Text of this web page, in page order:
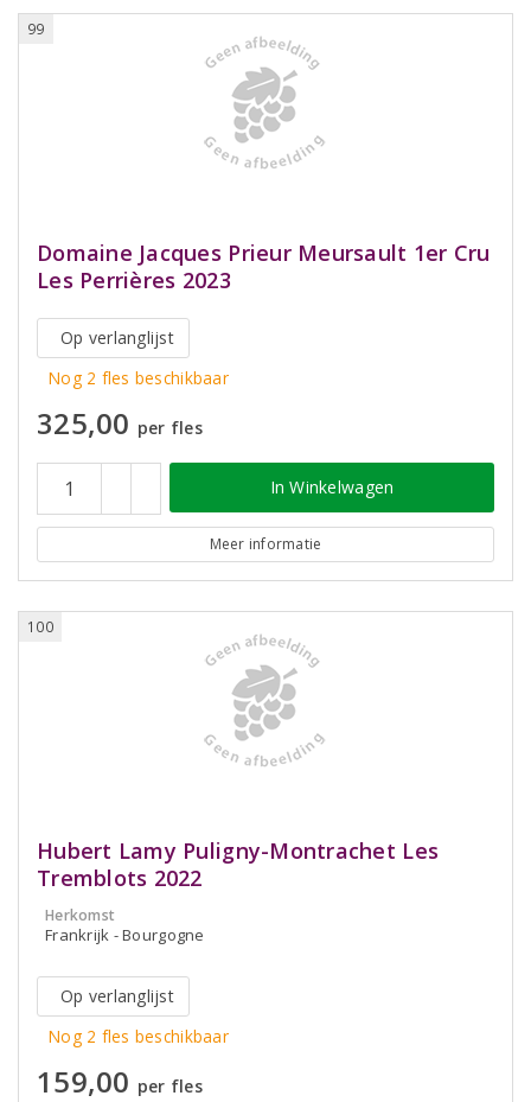
99
Domaine Jacques Prieur Meursault 1er Cru
Les Perrières 2023
Op verlanglijst
Nog 2 fles beschikbaar
325,00 per fles
In Winkelwagen
Meer informatie
100
Hubert Lamy Puligny-Montrachet Les
Tremblots 2022
Herkomst
Frankrijk - Bourgogne
Op verlanglijst
Nog 2 fles beschikbaar
159,00 per fles